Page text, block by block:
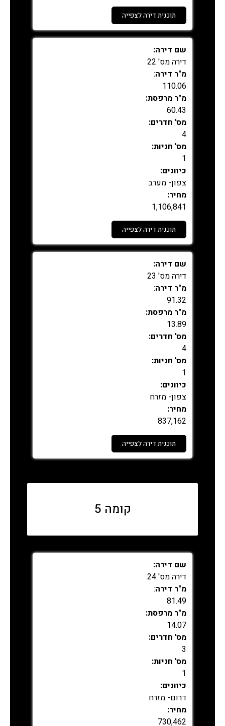
תוכנית דירה לצפייה
נמכר
שם דירה:
דירה מס' 22
מ"ר דירה:
110.06
מ"ר מרפסת:
60.43
מס' חדרים:
4
מס' חניות:
1
כיוונים:
צפון- מערב
מחיר:
1,106,841
תוכנית דירה לצפייה
נמכר
שם דירה:
דירה מס' 23
מ"ר דירה:
91.32
מ"ר מרפסת:
13.89
מס' חדרים:
4
מס' חניות:
1
כיוונים:
צפון- מזרח
מחיר:
837,162
תוכנית דירה לצפייה
נמכר
קומה 5
שם דירה:
דירה מס' 24
מ"ר דירה:
81.49
מ"ר מרפסת:
14.07
מס' חדרים:
3
מס' חניות:
1
כיוונים:
דרום- מזרח
מחיר:
730,462